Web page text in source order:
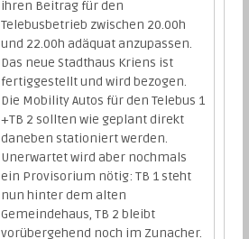
ihren Beitrag für den
Telebusbetrieb zwischen 20.00h
und 22.00h adäquat anzupassen.
Das neue Stadthaus Kriens ist
fertiggestellt und wird bezogen.
Die Mobility Autos für den Telebus 1
+TB 2 sollten wie geplant direkt
daneben stationiert werden.
Unerwartet wird aber nochmals
ein Provisorium nötig: TB 1 steht
nun hinter dem alten
Gemeindehaus, TB 2 bleibt
vorübergehend noch im Zunacher.